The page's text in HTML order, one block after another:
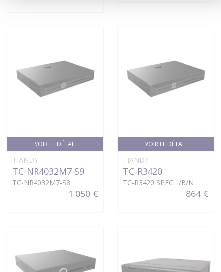
VOIR LE DÉTAIL
TIANDY
TC-NR4032M7-S9
TC-NR4032M7-S8
1 050 €
VOIR LE DÉTAIL
TIANDY
TC-R3420
TC-R3420 SPEC: I/B/N
864 €